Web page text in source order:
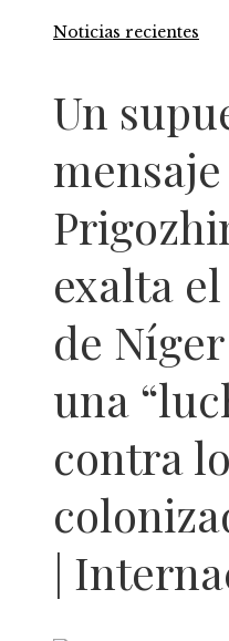
Noticias recientes
Un
exalta
de
una
contra
|